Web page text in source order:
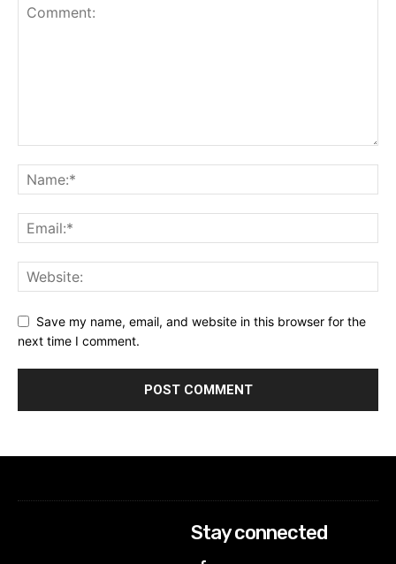
Save my name, email, and website in this browser for the
next time I comment.
Stay connected